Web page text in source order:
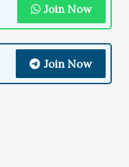
Join Now
Join Now